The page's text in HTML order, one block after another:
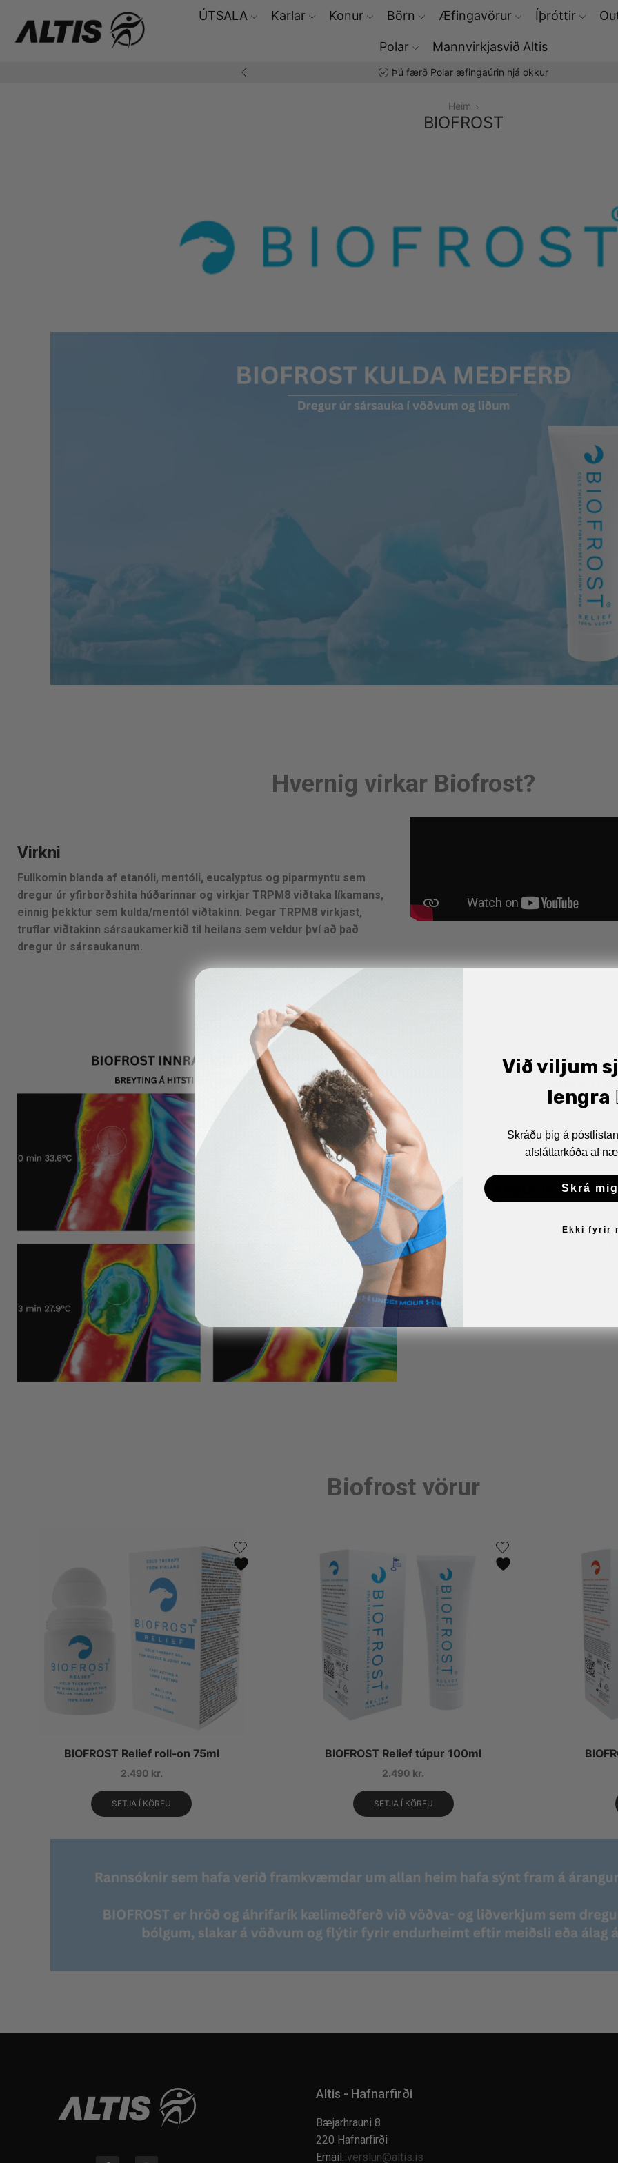
ÚTSALA Karlar Konur Börn Æfingavörur Íþróttir
Polar Mannvirkjasvið Altis
Þú færð Polar æfingaúrin hjá okkur
Heim
BIOFROST
Hvernig virkar Biofrost?
Virkni
Fullkomin blanda af etanóli, mentóli, eucalyptus og piparmyntu sem
dregur úr yfirborðshita húðarinnar og virkjar TRPM8 viðtaka líkamans,
einnig þekktur sem kulda/mentól viðtakinn. Þegar TRPM8 virkjast,
truflar viðtakinn sársaukamerkið til heilans sem veldur því að það
dregur úr sársaukanum.
Helstu kostir Biofrost
Helstu
Dregur úr
Dregur úr
Biofrost vörur
BIOFROST Relief roll-on 75ml
2.490 kr.
SETJA Í KÖRFU
BIOFROST Relief túpur 100ml
2.490 kr.
SETJA Í KÖRFU
Altis - Hafnarfirði
Bæjarhrauni 8
220 Hafnarfirði
Email: verslun@altis.is
Við viljum
lengra
Skráðu þig á
afsláttarkóða af
Skrá
Ekki fyrir